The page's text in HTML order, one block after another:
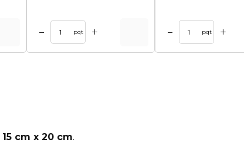
– pqt + – pqt +
Tilføj til kurv
15 cm x 20 cm.